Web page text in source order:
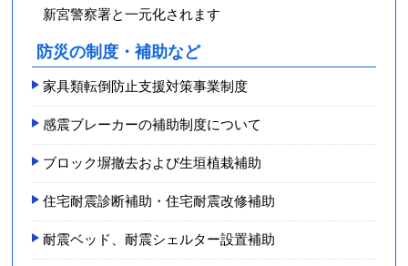
新宮警察署と一元化されます
防災の制度・補助など
家具類転倒防止支援対策事業制度
感震ブレーカーの補助制度について
ブロック塀撤去および生垣植栽補助
住宅耐震診断補助・住宅耐震改修補助
耐震ベッド、耐震シェルター設置補助